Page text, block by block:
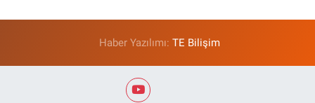
Haber Yazılımı:TE Bilişim